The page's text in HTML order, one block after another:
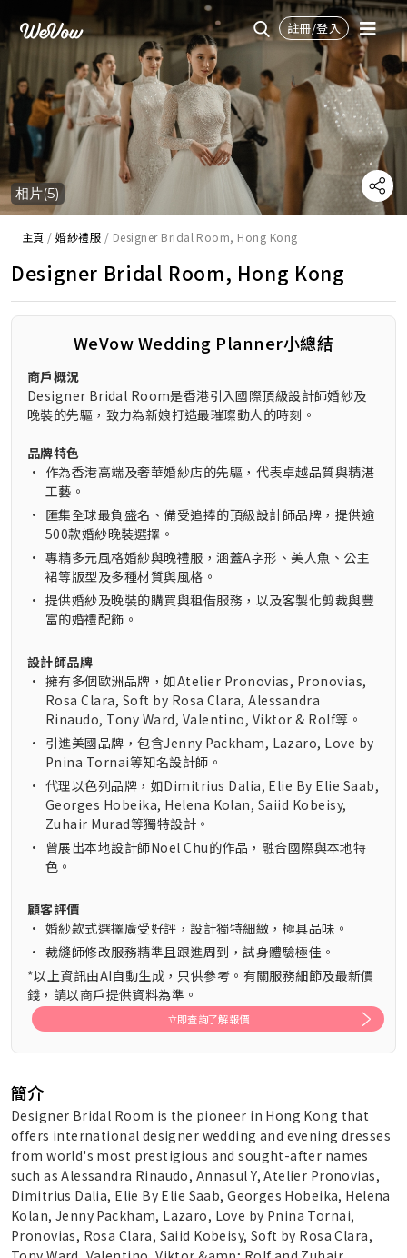
註冊/登入
相片(5)
主頁 /婚紗禮服 / Designer Bridal Room, Hong Kong
Designer Bridal Room, Hong Kong
WeVow Wedding Planner小總結
商戶概況
Designer Bridal Room是香港引入國際頂級設計師婚紗及
晚裝的先驅，致力為新娘打造最璀璨動人的時刻。
品牌特色
• 作為香港高端及奢華婚紗店的先驅，代表卓越品質與精湛
工藝。
• 匯集全球最負盛名、備受追捧的頂級設計師品牌，提供逾
500款婚紗晚裝選擇。
• 專精多元風格婚紗與晚禮服，涵蓋A字形、美人魚、公主
裙等版型及多種材質與風格。
• 提供婚紗及晚裝的購買與租借服務，以及客製化剪裁與豐
富的婚禮配飾。
設計師品牌
• 擁有多個歐洲品牌，如Atelier Pronovias, Pronovias,
Rosa Clara, Soft by Rosa Clara, Alessandra
Rinaudo, Tony Ward, Valentino, Viktor & Rolf等。
• 引進美國品牌，包含Jenny Packham, Lazaro, Love by
Pnina Tornai等知名設計師。
• 代理以色列品牌，如Dimitrius Dalia, Elie By Elie Saab,
Georges Hobeika, Helena Kolan, Saiid Kobeisy,
Zuhair Murad等獨特設計。
•
曾展出本地設計師Noel Chu的作品，融合國際與本地特
色。
顧客評價
• 婚紗款式選擇廣受好評，設計獨特細緻，極具品味。
• 裁縫師修改服務精準且跟進周到，試身體驗極佳。
*以上資訊由AI自動生成，只供參考。有關服務細節及最新價
錢，請以商戶提供資料為準。
立即查詢了解報價
簡介
Designer Bridal Room is the pioneer in Hong Kong that
offers international designer wedding and evening dresses
from world's most prestigious and sought-after names
such as Alessandra Rinaudo, Annasul Y, Atelier Pronovias,
Dimitrius Dalia, Elie By Elie Saab, Georges Hobeika, Helena
Kolan, Jenny Packham, Lazaro, Love by Pnina Tornai,
Pronovias, Rosa Clara, Saiid Kobeisy, Soft by Rosa Clara,